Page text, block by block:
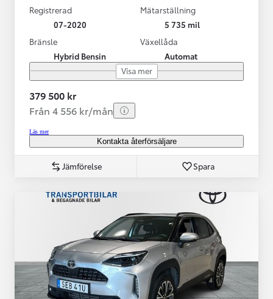
Registrerad
07-2020
Mätarställning
5 735 mil
Bränsle
Hybrid Bensin
Växellåda
Automat
Visa mer
379 500 kr
Från 4 556 kr/mån
Läs mer
Kontakta återförsäljare
Jämförelse Spara